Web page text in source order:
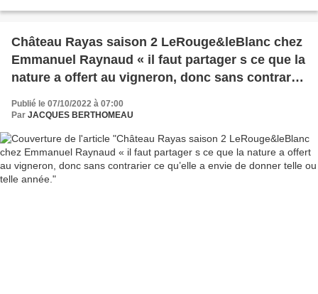
Château Rayas saison 2 LeRouge&leBlanc chez
Emmanuel Raynaud « il faut partager s ce que la
nature a offert au vigneron, donc sans contrarier
ce qu’elle a envie de donner telle ou telle année.
Publié le 07/10/2022 à 07:00
Par JACQUES BERTHOMEAU